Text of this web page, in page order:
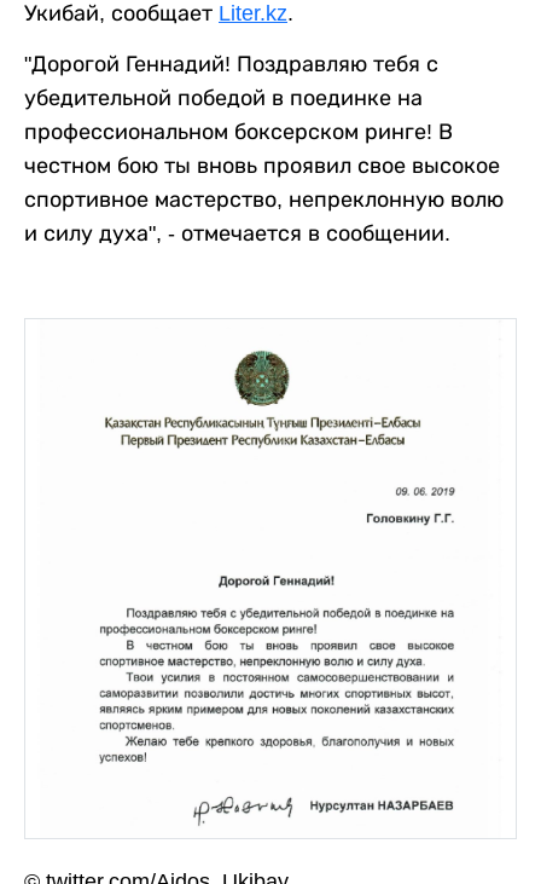
Укибай, сообщает Liter.kz.
"Дорогой Геннадий! Поздравляю тебя с
убедительной победой в поединке на
профессиональном боксерском ринге! В
честном бою ты вновь проявил свое высокое
спортивное мастерство, непреклонную волю
и силу духа", - отмечается в сообщении.